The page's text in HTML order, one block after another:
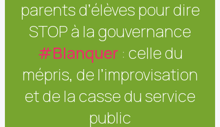
parents d’élèves pour dire
STOP à la gouvernance
#Blanquer : celle du
mépris, de l’improvisation
et de la casse du service
public